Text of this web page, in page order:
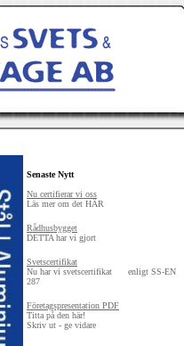
Senaste Nytt
Nu certifierar vi oss
Läs mer om det HÄR
Rådhusbygget
DETTA har vi gjort
Svetscertifikat
Nu har vi svetscertifikat enligt SS-EN
287
Företagspresentation PDF
Titta på den här!
Skriv ut - ge vidare